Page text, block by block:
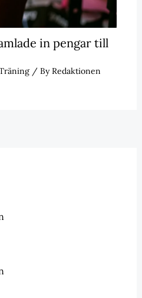
in pengar till
/ ByRedaktionen